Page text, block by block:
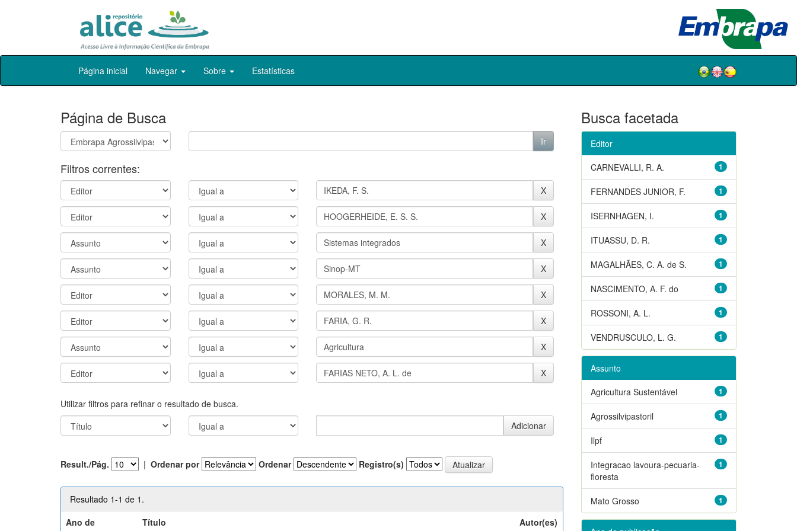
Skip
Página inicial Navegar Sobre Estatísticas
Página de Busca
Filtros correntes:
Utilizar filtros para refinar o resultado de busca.
Result./Pág. | Ordenar por Ordenar Registro(s)
Resultado 1-1 de 1.
Ano de
Título Autor(es)
Busca facetada
Editor
1
CARNEVALLI, R. A.
1
FERNANDES JUNIOR, F.
1
ISERNHAGEN, I.
1
ITUASSU, D. R.
1
MAGALHÃES, C. A. de S.
1
NASCIMENTO, A. F. do
1
ROSSONI, A. L.
1
VENDRUSCULO, L. G.
Assunto
1
Agricultura Sustentável
1
Agrossilvipastoril
1
Ilpf
1
Integracao lavoura-pecuaria-
floresta
1
Mato Grosso